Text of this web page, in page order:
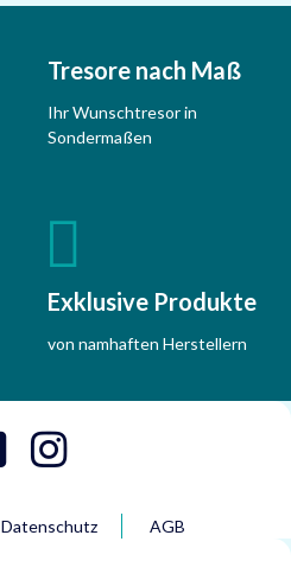
Tresore nach Maß
Ihr Wunschtresor in
Sondermaßen
Exklusive Produkte
von namhaften Herstellern
Datenschutz AGB